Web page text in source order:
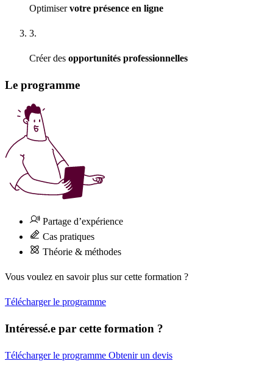
Optimiservotre présence en ligne
3.
Créer des opportunités professionnelles
Le programme
Partage d’expérience
Cas pratiques
Théorie & méthodes
Vous voulez en savoir plus sur cette formation ?
Télécharger le programme
Intéressé.e par cette formation ?
Télécharger le programme Obtenir un devis